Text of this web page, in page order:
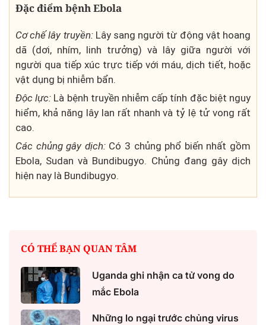
Đặc điểm bệnh Ebola
Cơ chế lây truyền:Lây sang người từ động vật hoang
dã (dơi, nhím, linh trưởng) và lây giữa người với
người qua tiếp xúc trực tiếp với máu, dịch tiết, hoặc
vật dụng bị nhiễm bẩn.
Độc lực: Là bệnh truyền nhiễm cấp tính đặc biệt nguy
hiểm, khả năng lây lan rất nhanh và tỷ lệ tử vong rất
cao.
Các chủng gây dịch:Có 3 chủng phổ biến nhất gồm
Ebola, Sudan và Bundibugyo. Chủng đang gây dịch
hiện nay là Bundibugyo.
CÓ THỂ BẠN QUAN TÂM
Uganda ghi nhận ca tử vong do
mắc Ebola
Những lo ngại trước chủng virus